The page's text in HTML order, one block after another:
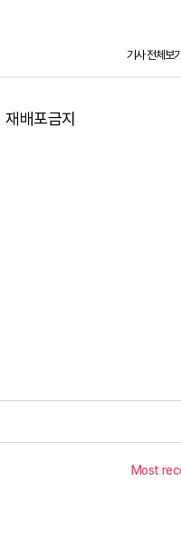
기사 전체보기
배포금지